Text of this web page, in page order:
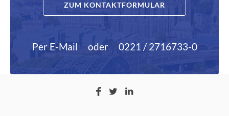
ZUM KONTAKTFORMULAR
Per E-Mail oder 0221 / 2716733-0